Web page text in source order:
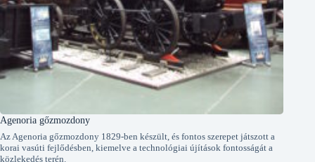
Agenoria gőzmozdony
Az Agenoria gőzmozdony 1829-ben készült, és fontos szerepet játszott a
korai vasúti fejlődésben, kiemelve a technológiai újítások fontosságát a
közlekedés terén.